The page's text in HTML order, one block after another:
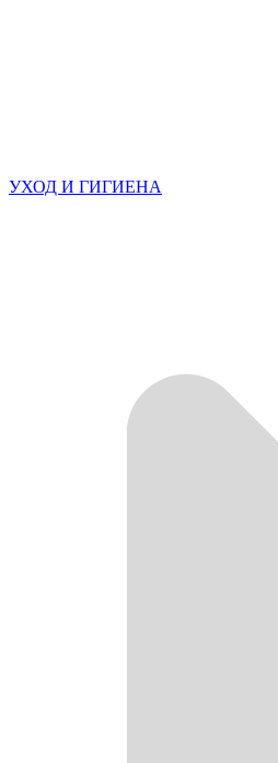
УХОД И ГИГИЕНА